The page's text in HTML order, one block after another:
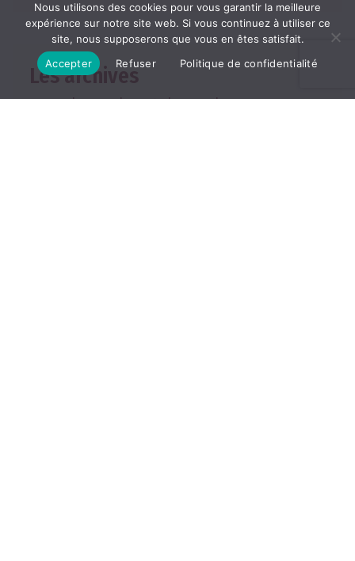
Les archives
2026 2025 2024 2023 2022
Nous utilisons des cookies pour vous garantir la meilleure
expérience sur notre site web. Si vous continuez à utiliser ce
site, nous supposerons que vous en êtes satisfait.
Accepter
Refuser Politique de confidentialité